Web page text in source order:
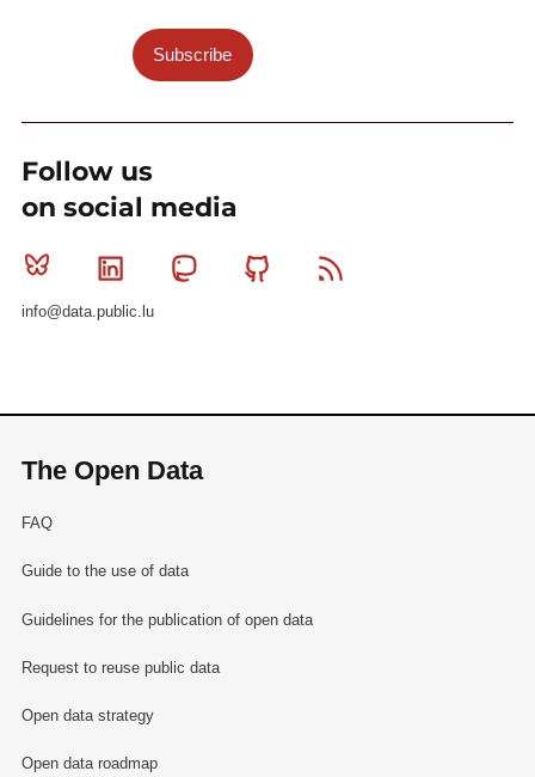
Subscribe
Follow us
on social media
Bluesky Linkedin MastodonGithub
info@data.public.lu
The Open Data
FAQ
Guide to the use of data
Guidelines for the publication of open data
Request to reuse public data
Open data strategy
Open data roadmap